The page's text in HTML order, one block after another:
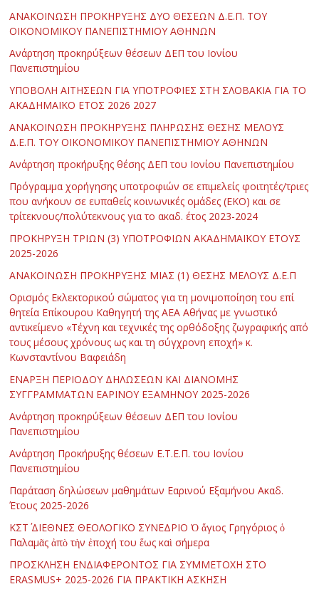
ΑΝΑΚΟΙΝΩΣΗ ΠΡΟΚΗΡΥΞΗΣ ΔΥΟ ΘΕΣΕΩΝ Δ.Ε.Π. ΤΟΥ
ΟΙΚΟΝΟΜΙΚΟΥ ΠΑΝΕΠΙΣΤΗΜΙΟΥ ΑΘΗΝΩΝ
Ανάρτηση προκηρύξεων θέσεων ΔΕΠ του Ιονίου
Πανεπιστημίου
ΥΠΟΒΟΛΗ ΑΙΤΗΣΕΩΝ ΓΙΑ ΥΠΟΤΡΟΦΙΕΣ ΣΤΗ ΣΛΟΒΑΚΙΑ ΓΙΑ ΤΟ
ΑΚΑΔΗΜΑΪΚΟ ΕΤΟΣ 2026 2027
ΑΝΑΚΟΙΝΩΣΗ ΠΡΟΚΗΡΥΞΗΣ ΠΛΗΡΩΣΗΣ ΘΕΣΗΣ ΜΕΛΟΥΣ
Δ.Ε.Π. ΤΟΥ ΟΙΚΟΝΟΜΙΚΟΥ ΠΑΝΕΠΙΣΤΗΜΙΟΥ ΑΘΗΝΩΝ
Ανάρτηση προκήρυξης θέσης ΔΕΠ του Ιονίου Πανεπιστημίου
Πρόγραμμα χορήγησης υποτροφιών σε επιμελείς φοιτητές/τριες
που ανήκουν σε ευπαθείς κοινωνικές ομάδες (ΕΚΟ) και σε
τρίτεκνους/πολύτεκνους για το ακαδ. έτος 2023-2024
ΠΡΟΚΗΡΥΞΗ ΤΡΙΩΝ (3) ΥΠΟΤΡΟΦΙΩΝ ΑΚΑΔΗΜΑΪΚΟΥ ΕΤΟΥΣ
2025-2026
ΑΝΑΚΟΙΝΩΣΗ ΠΡΟΚΗΡΥΞΗΣ ΜΙΑΣ (1) ΘΕΣΗΣ ΜΕΛΟΥΣ Δ.Ε.Π
Ορισμός Εκλεκτορικού σώματος για τη μονιμοποίηση του επί
θητεία Επίκουρου Καθηγητή της ΑΕΑ Αθήνας με γνωστικό
αντικείμενο «Τέχνη και τεχνικές της ορθόδοξης ζωγραφικής από
τους μέσους χρόνους ως και τη σύγχρονη εποχή» κ.
Κωνσταντίνου Βαφειάδη
ΕΝΑΡΞΗ ΠΕΡΙΟΔΟΥ ΔΗΛΩΣΕΩΝ ΚΑΙ ΔΙΑΝΟΜΗΣ
ΣΥΓΓΡΑΜΜΑΤΩΝ ΕΑΡΙΝΟΥ ΕΞΑΜΗΝΟΥ 2025-2026
Ανάρτηση προκηρύξεων θέσεων ΔΕΠ του Ιονίου
Πανεπιστημίου
Ανάρτηση Προκήρυξης θέσεων Ε.Τ.Ε.Π. του Ιονίου
Πανεπιστημίου
Παράταση δηλώσεων μαθημάτων Εαρινού Εξαμήνου Ακαδ.
Έτους 2025-2026
ΚΣΤ΄ ΔΙΕΘΝΕΣ ΘΕΟΛΟΓΙΚΟ ΣΥΝΕΔΡΙΟ Ὁ ἅγιος Γρηγόριος ὁ
Παλαμᾶς ἀπὸ τὴν ἐποχή του ἕως καὶ σήμερα
ΠΡΟΣΚΛΗΣΗ ΕΝΔΙΑΦΕΡΟΝΤΟΣ ΓΙΑ ΣΥΜΜΕΤΟΧΗ ΣΤΟ
ERASMUS+ 2025-2026 ΓΙΑ ΠΡΑΚΤΙΚΗ ΑΣΚΗΣΗ